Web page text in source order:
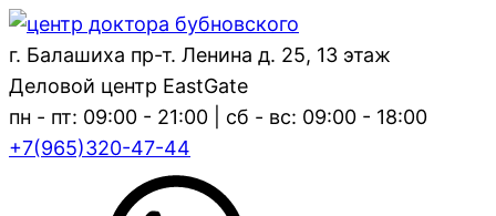
г. Балашиха пр-т. Ленина д. 25, 13 этаж
Деловой центр EastGate
пн - пт: 09:00 - 21:00 | сб - вс: 09:00 - 18:00
+7(965)320-47-44